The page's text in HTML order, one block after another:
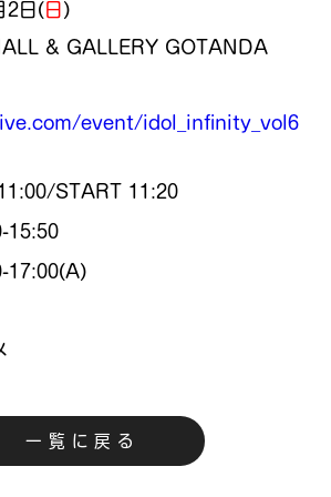
2日( 日 )
& GALLERY GOTANDA
event/idol_infinity_vol6
11:00/START 11:20
15:50
17:00(A)
一覧に戻る